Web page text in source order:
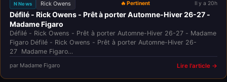
N News Rick Owens 🔥 Pertinent Il y a 20h
Défilé - Rick Owens - Prêt à porter Automne-Hiver 26-27 -
Madame Figaro
Défilé - Rick Owens - Prêt à porter Automne-Hiver 26-27 - Madame
Figaro Défilé - Rick Owens - Prêt à porter Automne-Hiver 26-
27 Madame Figaro…
par Madame Figaro Lire l'article →